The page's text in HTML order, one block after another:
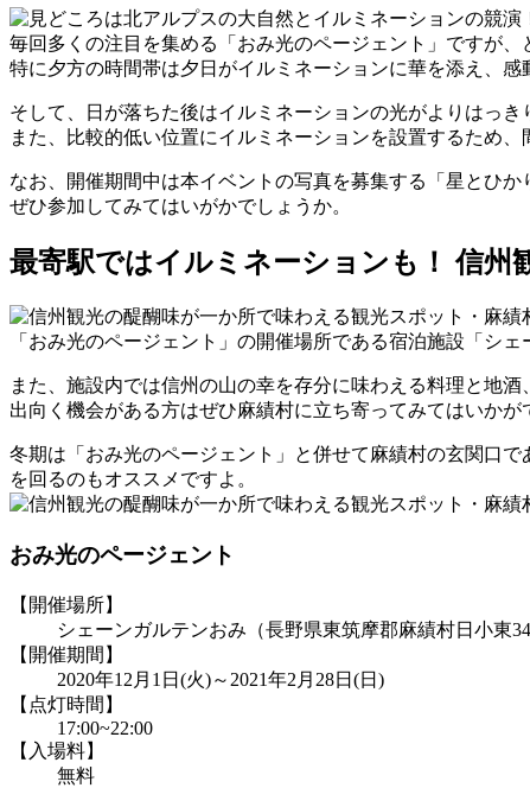
毎回多くの注目を集める「おみ光のページェント」ですが
特に夕方の時間帯は夕日がイルミネーションに華を添え、感
そして、日が落ちた後はイルミネーションの光がよりはっ
また、比較的低い位置にイルミネーションを設置するため
なお、開催期間中は本イベントの写真を募集する「星とひ
ぜひ参加してみてはいがかでしょうか。
最寄駅ではイルミネーションも！ 信州
「おみ光のページェント」の開催場所である宿泊施設「シ
また、施設内では信州の山の幸を存分に味わえる料理と地
出向く機会がある方はぜひ麻績村に立ち寄ってみてはいかが
冬期は「おみ光のページェント」と併せて麻績村の玄関口
を回るのもオススメですよ。
おみ光のページェント
【開催場所】
シェーンガルテンおみ（長野県東筑摩郡麻績村日小東
【開催期間】
2020年12月1日(火)～2021年2月28日(日)
【点灯時間】
17:00~22:00
【入場料】
無料